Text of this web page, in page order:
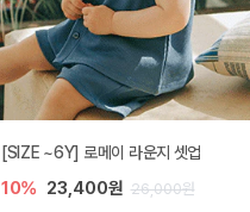
[SIZE ~6Y] 로메이 라운지 셋업
10% 23,400원 26,000원